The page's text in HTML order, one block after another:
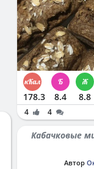
178.3 8.4 8.8
4 4
Кабачковые
Автор